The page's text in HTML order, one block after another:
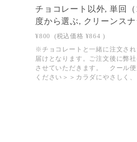
チョコレート以外, 単回
度から選ぶ, クリーンスナ
¥800 (税込価格 ¥864 )
※チョコレートと一緒に注文さ
届けとなります。ご注文後に弊
させていただきます。 クール
ください＞＞カラダにやさしく